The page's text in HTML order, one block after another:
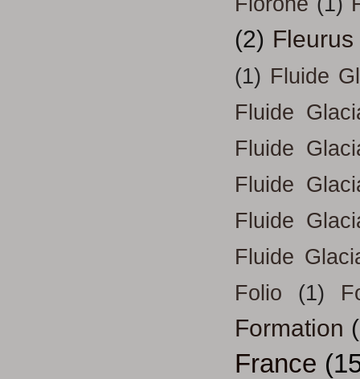
(2) Fleurus
(1) Fluide
Fluide
Fluide
Fluide
Fluide
Fluide
Folio
(1)
Formation
France